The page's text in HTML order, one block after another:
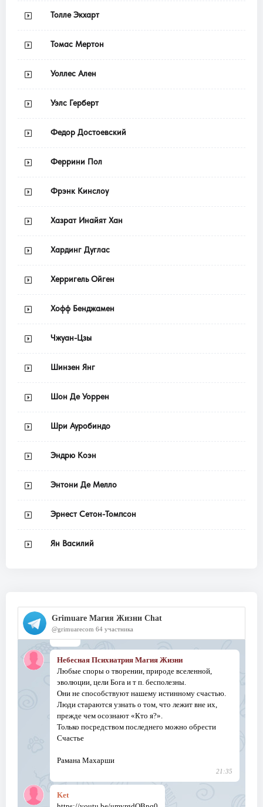
Толле Экхарт
Томас Мертон
Уоллес Ален
Уэлс Герберт
Федор Достоевский
Феррини Пол
Фрэнк Кинслоу
Хазрат Инайят Хан
Хардинг Дуглас
Херригель Ойген
Хофф Бенджамен
Чжуан-Цзы
Шинзен Янг
Шон Де Уоррен
Шри Ауробиндо
Эндрю Коэн
Энтони Де Мелло
Эрнест Сетон-Томпсон
Ян Василий